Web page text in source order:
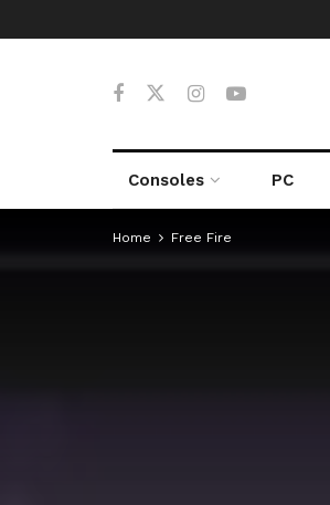
Consoles PC
Home Free Fire